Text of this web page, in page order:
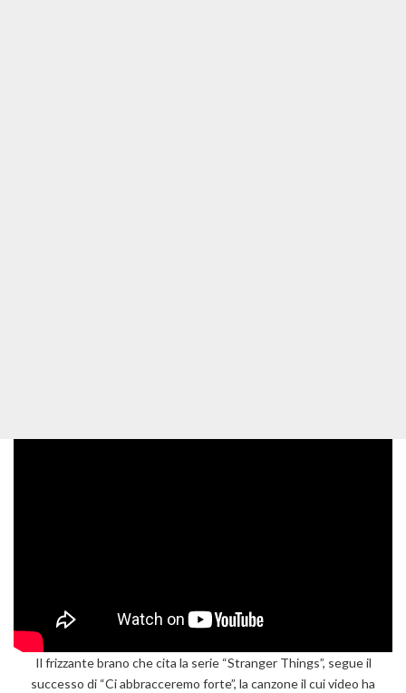
Il frizzante brano che cita la serie “Stranger Things”, segue il
successo di “Ci abbracceremo forte”, la canzone il cui video ha